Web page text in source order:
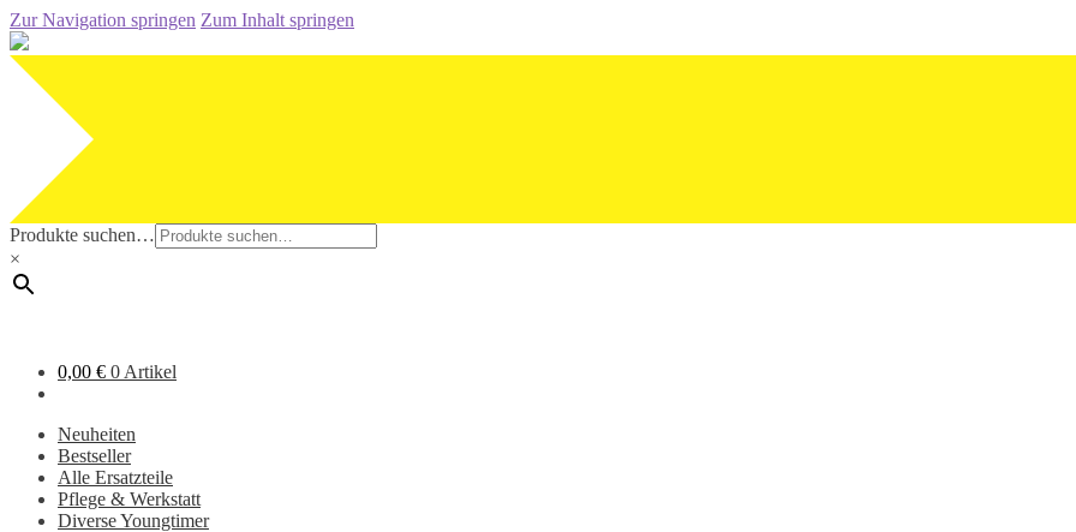
Zur Navigation springen Zum Inhalt springen
Produkte suchen…
×
0,00 € 0 Artikel
Neuheiten
Bestseller
Alle Ersatzteile
Pflege & Werkstatt
Diverse Youngtimer